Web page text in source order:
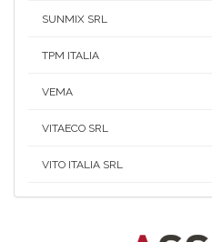
SUNMIX SRL
TPM ITALIA
VEMA
VITAECO SRL
VITO ITALIA SRL